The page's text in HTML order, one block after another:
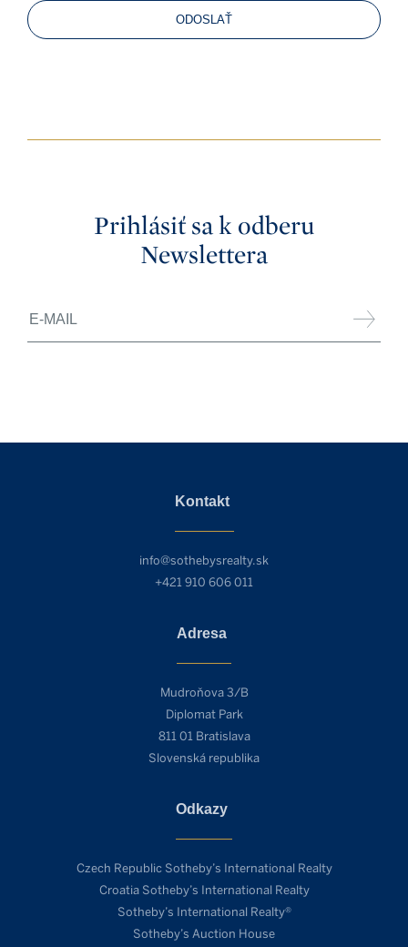
ODOSLAŤ
Prihlásiť sa k odberu
Newslettera
Kontakt
info@sothebysrealty.sk
+421 910 606 011
Adresa
Mudroňova 3/B
Diplomat Park
811 01 Bratislava
Slovenská republika
Odkazy
Czech Republic Sotheby’s International Realty
Croatia Sotheby’s International Realty
Sotheby’s International Realty®
Sotheby’s Auction House